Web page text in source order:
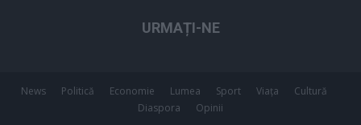
URMAȚI-NE
News Politică Economie Lumea Sport Viața
Cultură
Diaspora
Opinii